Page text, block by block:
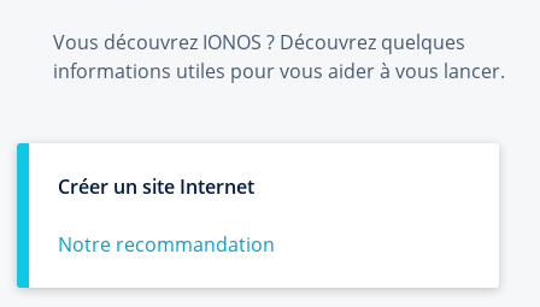
Vous découvrez IONOS ? Découvrez quelques
informations utiles pour vous aider à vous lancer.
Créer un site Internet
Notre recommandation